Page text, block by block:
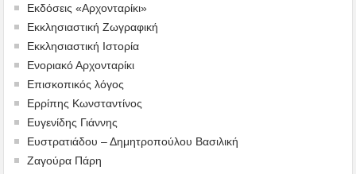
Εκδόσεις «Αρχονταρίκι»
Εκκλησιαστική Ζωγραφική
Εκκλησιαστική Ιστορία
Ενοριακό Αρχονταρίκι
Επισκοπικός λόγος
Ερρίπης Κωνσταντίνος
Ευγενίδης Γιάννης
Ευστρατιάδου – Δημητροπούλου Βασιλική
Ζαγούρα Πάρη